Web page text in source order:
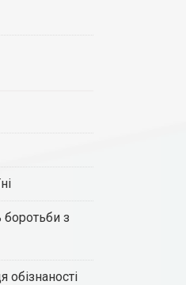
боротьби з